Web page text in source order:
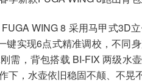
WING 8 采用马甲式3D
实现6点式精准调校，不同
需，背包搭载 BI-FIX 两级水
，水壶依旧稳固不颠、不晃不